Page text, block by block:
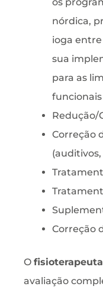
nórdica,
ioga
sua
para as
Redução/
Correção
Correção
O fisioterapeuta
avaliação